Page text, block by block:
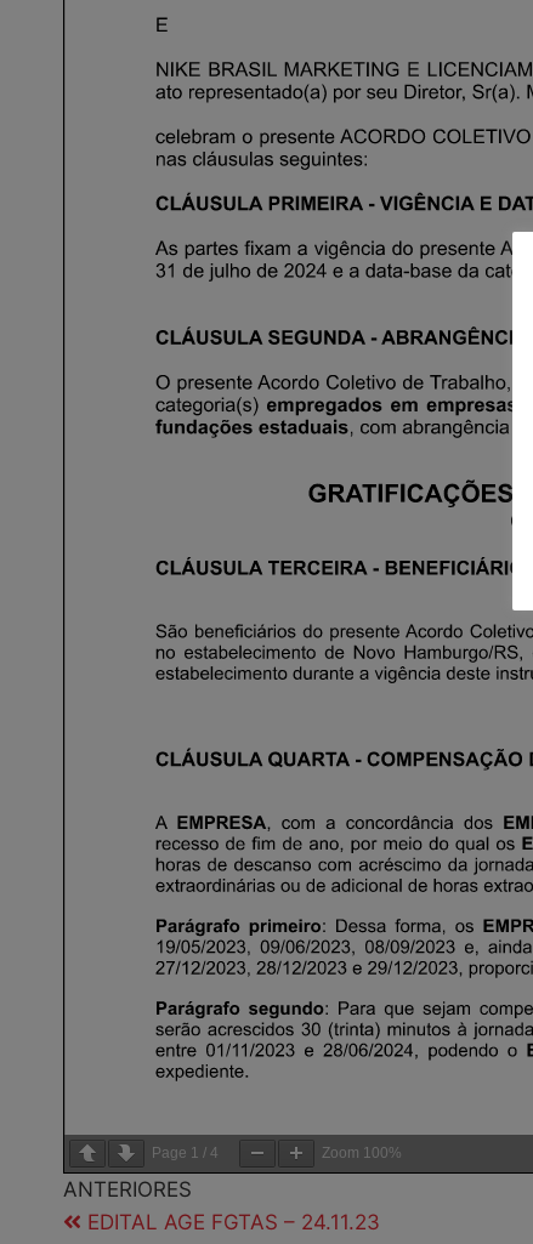
Page 1 / 4 Zoom 100%
ANTERIORES
EDITAL AGE FGTAS – 24.11.23